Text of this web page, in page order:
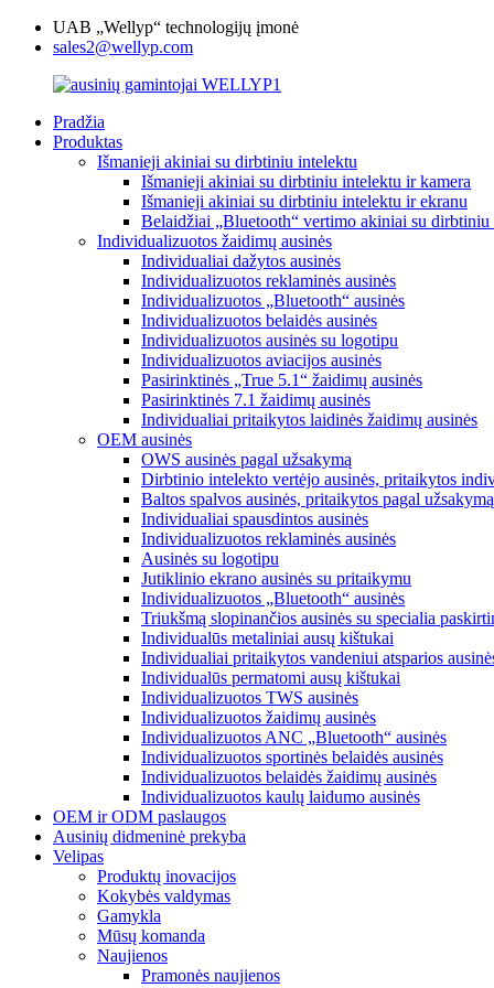
UAB „Wellyp“ technologijų įmonė
sales2@wellyp.com
Pradžia
Produktas
Išmanieji akiniai su dirbtiniu intelektu
Išmanieji akiniai su dirbtiniu intelektu ir kamera
Išmanieji akiniai su dirbtiniu intelektu ir ekranu
Belaidžiai „Bluetooth“ vertimo akiniai su dirbtiniu
Individualizuotos žaidimų ausinės
Individualiai dažytos ausinės
Individualizuotos reklaminės ausinės
Individualizuotos „Bluetooth“ ausinės
Individualizuotos belaidės ausinės
Individualizuotos ausinės su logotipu
Individualizuotos aviacijos ausinės
Pasirinktinės „True 5.1“ žaidimų ausinės
Pasirinktinės 7.1 žaidimų ausinės
Individualiai pritaikytos laidinės žaidimų ausinės
OEM ausinės
OWS ausinės pagal užsakymą
Dirbtinio intelekto vertėjo ausinės, pritaikytos
Baltos spalvos ausinės, pritaikytos pagal užsakymą
Individualiai spausdintos ausinės
Individualizuotos reklaminės ausinės
Ausinės su logotipu
Jutiklinio ekrano ausinės su pritaikymu
Individualizuotos „Bluetooth“ ausinės
Triukšmą slopinančios ausinės su specialia
Individualūs metaliniai ausų kištukai
Individualiai pritaikytos vandeniui atsparios
Individualūs permatomi ausų kištukai
Individualizuotos TWS ausinės
Individualizuotos žaidimų ausinės
Individualizuotos ANC „Bluetooth“ ausinės
Individualizuotos sportinės belaidės ausinės
Individualizuotos belaidės žaidimų ausinės
Individualizuotos kaulų laidumo ausinės
OEM ir ODM paslaugos
Ausinių didmeninė prekyba
Velipas
Produktų inovacijos
Kokybės valdymas
Gamykla
Mūsų komanda
Naujienos
Pramonės naujienos